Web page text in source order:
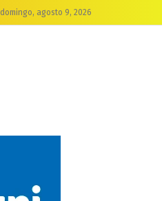
domingo, agosto 9, 2026